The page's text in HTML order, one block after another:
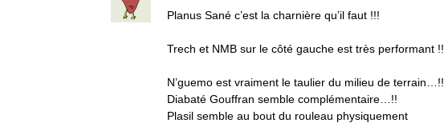
Planus Sané c’est la charnière qu’il faut !!!
Trech et NMB sur le côté gauche est très performant !!
N’guemo est vraiment le taulier du milieu de terrain…!!
Diabaté Gouffran semble complémentaire…!!
Plasil semble au bout du rouleau physiquement